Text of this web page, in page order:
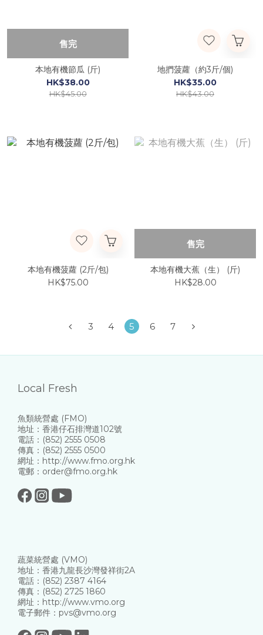
售完
本地有機節瓜 (斤)
HK$38.00
HK$45.00
地捫菠蘿（約3斤/個)
HK$35.00
HK$43.00
本地有機菠蘿 (2斤/包)
HK$75.00
售完
本地有機大蕉（生） (斤)
HK$28.00
3 4 5 6 7
Local Fresh
魚類統營處 (FMO)
地址：香港仔石排灣道102號
電話：(852) 2555 0508
傳真：(852) 2555 0500
網址：http://www.fmo.org.hk
電郵：order@fmo.org.hk
蔬菜統營處 (VMO)
地址：香港九龍長沙灣發祥街2A
電話：(852) 2387 4164
傳真：(852) 2725 1860
網址：http://www.vmo.org
電子郵件：pvs@vmo.org